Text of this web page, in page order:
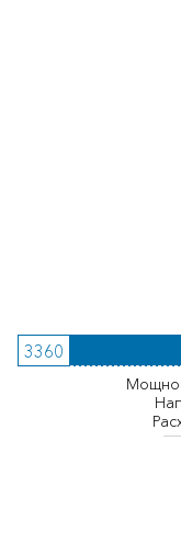
3360